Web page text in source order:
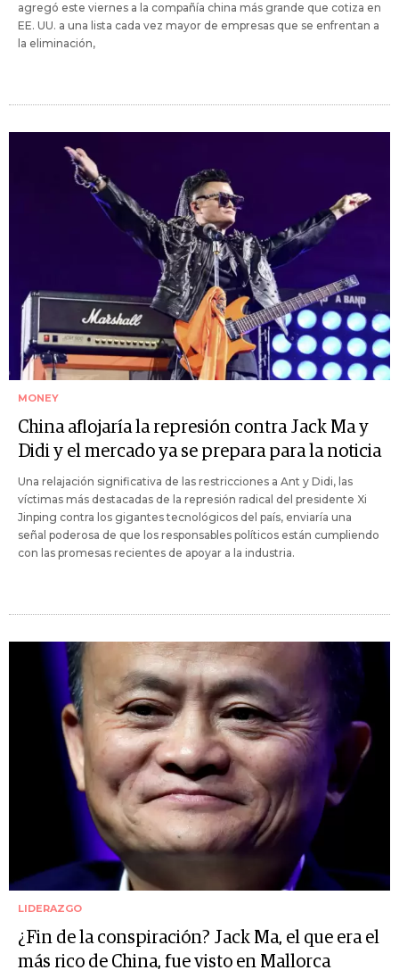
agregó este viernes a la compañía china más grande que cotiza en
EE. UU. a una lista cada vez mayor de empresas que se enfrentan a
la eliminación,
MONEY
China aflojaría la represión contra Jack Ma y
Didi y el mercado ya se prepara para la noticia
Una relajación significativa de las restricciones a Ant y Didi, las
víctimas más destacadas de la represión radical del presidente Xi
Jinping contra los gigantes tecnológicos del país, enviaría una
señal poderosa de que los responsables políticos están cumpliendo
con las promesas recientes de apoyar a la industria.
LIDERAZGO
¿Fin de la conspiración? Jack Ma, el que era el
más rico de China, fue visto en Mallorca